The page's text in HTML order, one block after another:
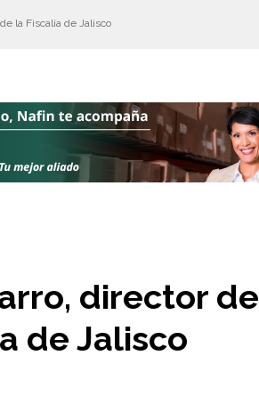
la Fiscalía de Jalisco
director de
de Jalisco